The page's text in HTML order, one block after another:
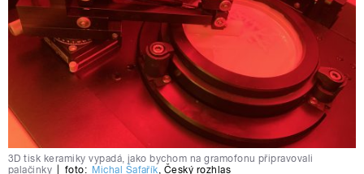
3D tisk keramiky vypadá, jako bychom na gramofonu připravovali
palačinky
foto: Michal Šafařík, Český rozhlas